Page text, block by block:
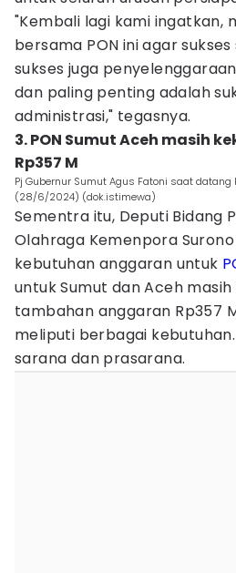
"Kembali lagi kami ingatkan,
bersama PON ini agar
sukses juga
dan paling penting adalah
administrasi," tegasnya.
3. PON Sumut Aceh masih
Rp357 M
Pj Gubernur Sumut Agus Fatoni saat datang
(28/6/2024) (dok.istimewa)
Sementra itu, Deputi Bidang
Olahraga Kemenpora
kebutuhan anggaran untuk
untuk Sumut dan Aceh
tambahan anggaran Rp357
meliputi berbagai
sarana dan prasarana.